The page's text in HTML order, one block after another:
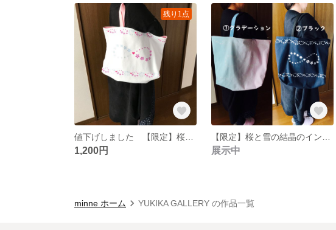
残り1点
1,200円 展示中
minne ホーム YUKIKA GALLERY の作品一覧